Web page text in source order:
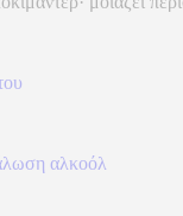
αλκοόλ